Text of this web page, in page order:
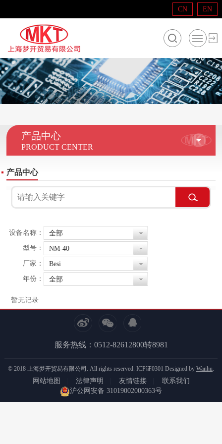
CN EN
产品中心
PRODUCT CENTER
产品中心
设备名称：
全部
型号：
NM-40
厂家：
Besi
年份：
全部
暂无记录
服务热线：0512-82612800转8981
© 2018 上海梦开贸易有限公司. All rights reserved. ICP证0301 Designed by Wanhu.
网站地图 法律声明 友情链接
联系我们
沪公网安备 31019002000363号